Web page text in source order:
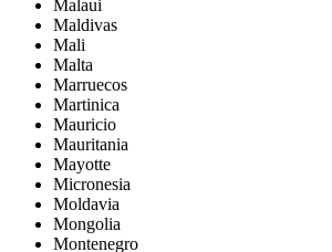
Malaui
Maldivas
Mali
Malta
Marruecos
Martinica
Mauricio
Mauritania
Mayotte
Micronesia
Moldavia
Mongolia
Montenegro